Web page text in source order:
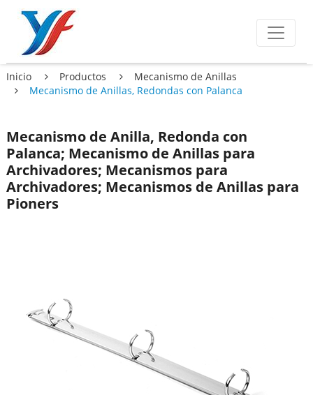
Inicio Productos
Mecanismo de Anillas
Mecanismo de Anillas, Redondas con Palanca
Mecanismo de Anilla, Redonda con
Palanca; Mecanismo de Anillas para
Archivadores; Mecanismos para
Archivadores; Mecanismos de Anillas para
Pioners